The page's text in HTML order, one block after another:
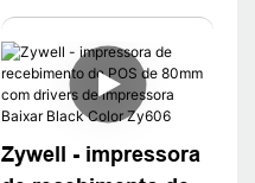
Zywell - impressora